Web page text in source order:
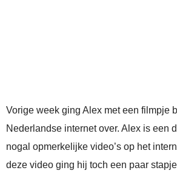
Vorige week ging Alex met een filmpje
Nederlandse internet over. Alex is een
nogal opmerkelijke video’s op het
deze video ging hij toch een paar